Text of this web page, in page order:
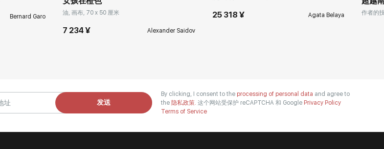
Bernard Garo
油, 画布, 70 x 50 厘米
7 234 ¥ Alexander Saidov
25 318 ¥ Agata Belaya 作者的
发送
By clicking, I consent to the processing of personal data and agree to
the 隐私政策. 这个网站受保护 reCAPTCHA 和 Google Privacy Policy
Terms of Service